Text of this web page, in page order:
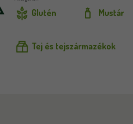
Glutén Mustár
Tej és tejszármazékok